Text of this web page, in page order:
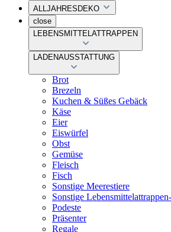
ALLJAHRESDEKO
close
LEBENSMITTELATTRAPPEN
LADENAUSSTATTUNG
Brot
Brezeln
Kuchen & Süßes Gebäck
Käse
Eier
Eiswürfel
Obst
Gemüse
Fleisch
Fisch
Sonstige Meerestiere
Sonstige
Podeste
Präsenter
Regale